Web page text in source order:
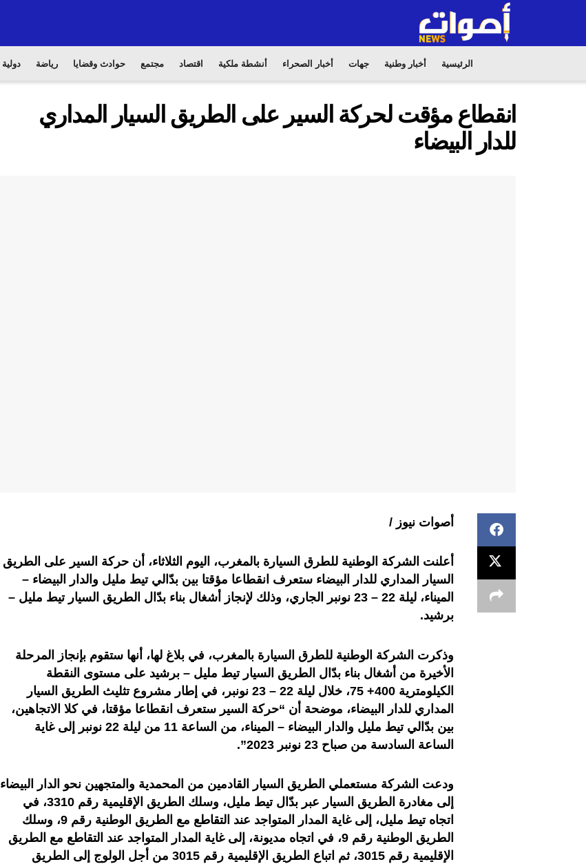
الرئيسية أخبار وطنية جهات أخبار الصحراء أنشطة ملكية اقتصاد مجتمع حوادث وقضايا رياضة دولية
انقطاع مؤقت لحركة السير على الطريق السيار المداري
للدار البيضاء
أصوات نيوز /
أعلنت الشركة الوطنية للطرق السيارة بالمغرب، اليوم الثلاثاء، أن حركة السير على الطريق
السيار المداري للدار البيضاء ستعرف انقطاعا مؤقتا بين بدّالي تيط مليل والدار البيضاء –
الميناء، ليلة 22 – 23 نونبر الجاري، وذلك لإنجاز أشغال بناء بدّال الطريق السيار تيط مليل –
برشيد.
وذكرت الشركة الوطنية للطرق السيارة بالمغرب، في بلاغ لها، أنها ستقوم بإنجاز المرحلة
الأخيرة من أشغال بناء بدّال الطريق السيار تيط مليل – برشيد على مستوى النقطة
الكيلومترية 400+ 75، خلال ليلة 22 – 23 نونبر، في إطار مشروع تثليث الطريق السيار
المداري للدار البيضاء، موضحة أن “حركة السير ستعرف انقطاعا مؤقتا، في كلا الاتجاهين،
بين بدّالي تيط مليل والدار البيضاء – الميناء، من الساعة 11 من ليلة 22 نونبر إلى غاية
الساعة السادسة من صباح 23 نونبر 2023”.
ودعت الشركة مستعملي الطريق السيار القادمين من المحمدية والمتجهين نحو الدار البيضاء
إلى مغادرة الطريق السيار عبر بدّال تيط مليل، وسلك الطريق الإقليمية رقم 3310، في
اتجاه تيط مليل، إلى غاية المدار المتواجد عند التقاطع مع الطريق الوطنية رقم 9، وسلك
الطريق الوطنية رقم 9، في اتجاه مديونة، إلى غاية المدار المتواجد عند التقاطع مع الطريق
الإقليمية رقم 3015، ثم اتباع الطريق الإقليمية رقم 3015 من أجل الولوج إلى الطريق